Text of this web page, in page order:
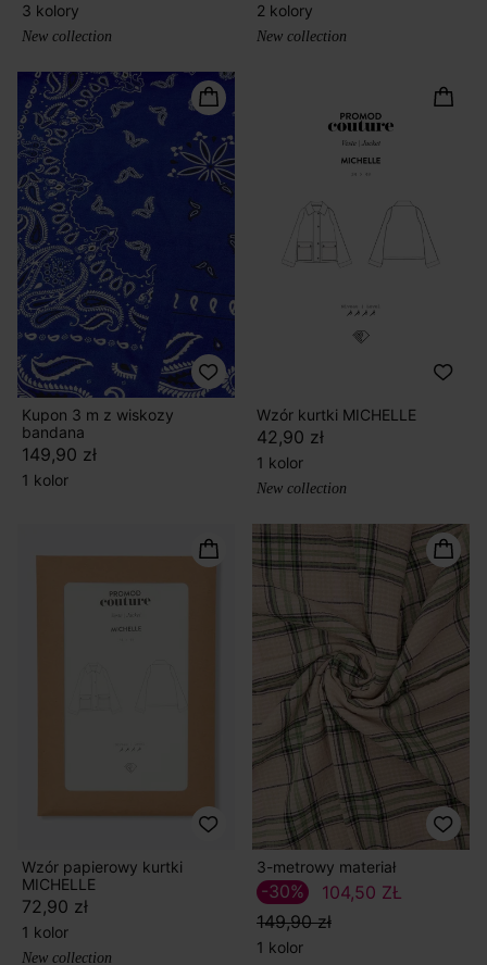
3 kolory
New collection
2 kolory
New collection
Kupon 3 m z wiskozy
bandana
149,90 zł
1 kolor
Wzór kurtki MICHELLE
42,90 zł
1 kolor
New collection
Wzór papierowy kurtki
MICHELLE
72,90 zł
1 kolor
New collection
3-metrowy materiał
104,50 ZŁ
149,90 zł
-30%
1 kolor